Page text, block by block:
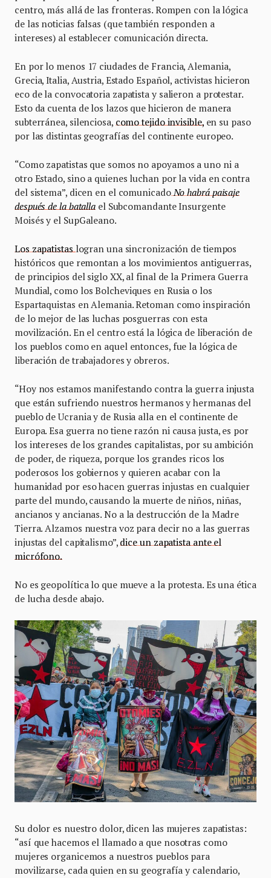
centro, más allá de las fronteras. Rompen con la lógica
de las noticias falsas (que también responden a
intereses) al establecer comunicación directa.
En por lo menos 17 ciudades de Francia, Alemania,
Grecia, Italia, Austria, Estado Español, activistas hicieron
eco de la convocatoria zapatista y salieron a protestar.
Esto da cuenta de los lazos que hicieron de manera
subterránea, silenciosa, como tejido invisible,en su paso
por las distintas geografías del continente europeo.
“Como zapatistas que somos no apoyamos a uno ni a
otro Estado, sino a quienes luchan por la vida en contra
del sistema”, dicen en el comunicadoNo habrá paisaje
después de la batalla el Subcomandante Insurgente
Moisés y el SupGaleano.
Los zapatistaslogran una sincronización de tiempos
históricos que remontan a los movimientos antiguerras,
de principios del siglo XX, al final de la Primera Guerra
Mundial, como los Bolcheviques en Rusia o los
Espartaquistas en Alemania. Retoman como inspiración
de lo mejor de las luchas posguerras con esta
movilización. En el centro está la lógica de liberación de
los pueblos como en aquel entonces, fue la lógica de
liberación de trabajadores y obreros.
“Hoy nos estamos manifestando contra la guerra injusta
que están sufriendo nuestros hermanos y hermanas del
pueblo de Ucrania y de Rusia alla en el continente de
Europa. Esa guerra no tiene razón ni causa justa, es por
los intereses de los grandes capitalistas, por su ambición
de poder, de riqueza, porque los grandes ricos los
poderosos los gobiernos y quieren acabar con la
humanidad por eso hacen guerras injustas en cualquier
parte del mundo, causando la muerte de niños, niñas,
ancianos y ancianas. No a la destrucción de la Madre
Tierra. Alzamos nuestra voz para decir no a las guerras
injustas del capitalismo”,dice un zapatista ante el
micrófono.
No es geopolítica lo que mueve a la protesta. Es una ética
de lucha desde abajo.
Su dolor es nuestro dolor, dicen las mujeres zapatistas:
“así que hacemos el llamado a que nosotras como
mujeres organicemos a nuestros pueblos para
movilizarse, cada quien en su geografía y calendario,